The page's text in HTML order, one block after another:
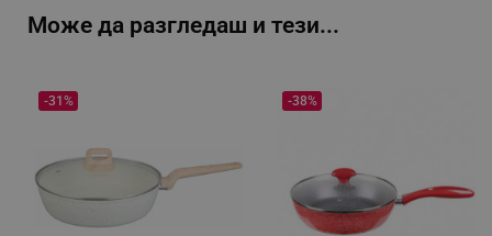
Може да разгледаш и тези...
-31% -38%